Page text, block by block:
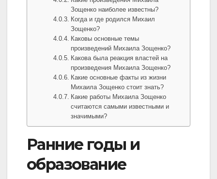
Зощенко наиболее известны?
Когда и где родился Михаил
Зощенко?
Каковы основные темы
произведений Михаила Зощенко?
Какова была реакция властей на
произведения Михаила Зощенко?
Какие основные факты из жизни
Михаила Зощенко стоит знать?
Какие работы Михаила Зощенко
считаются самыми известными и
значимыми?
Ранние годы и
образование